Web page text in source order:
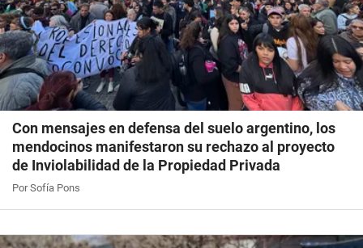
Con mensajes en defensa del suelo argentino, los
mendocinos manifestaron su rechazo al proyecto
de Inviolabilidad de la Propiedad Privada
Por Sofía Pons